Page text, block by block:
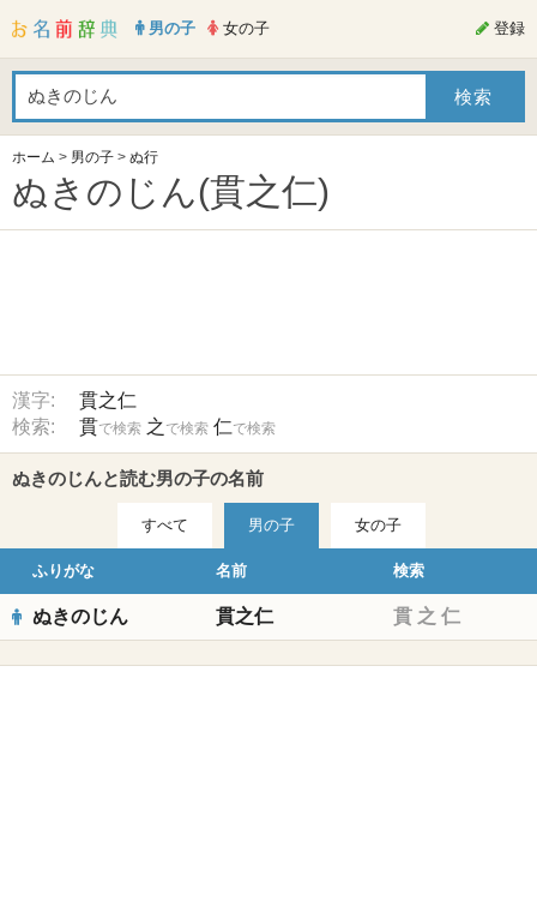
男の子 女の子 登録
ホーム > 男の子 > ぬ行
ぬきのじん(貫之仁)
漢字:
貫之仁
検索:
貫で検索 之 で検索 仁で検索
ぬきのじんと読む男の子の名前
すべて 男の子 女の子
ふりがな 名前 検索
ぬきのじん 貫之仁 貫 之 仁